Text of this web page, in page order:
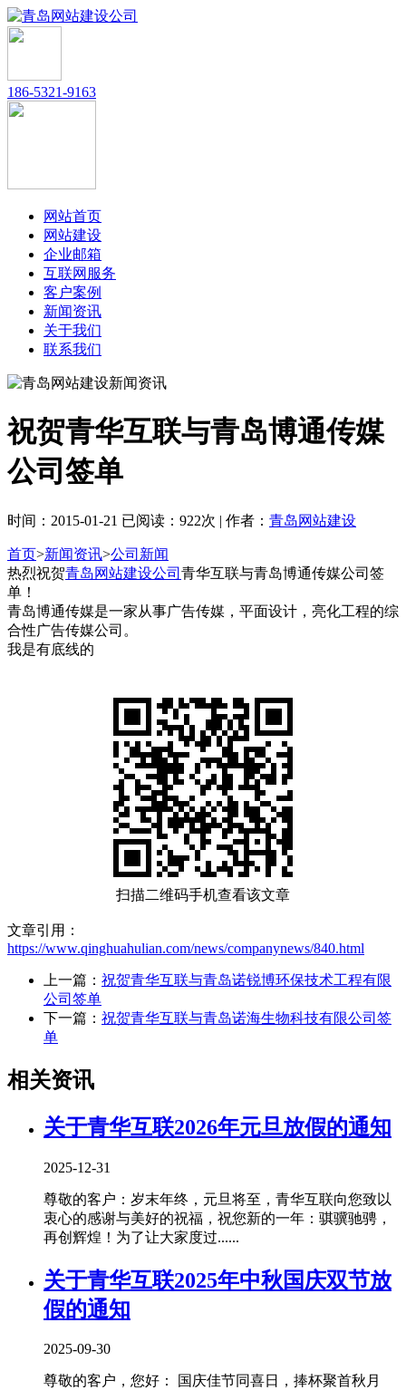
186-5321-9163
网站首页
网站建设
企业邮箱
互联网服务
客户案例
新闻资讯
关于我们
联系我们
祝贺青华互联与青岛博通传媒
公司签单
时间：2015-01-21 已阅读：922次 | 作者： 青岛网站建设
首页>新闻资讯>公司新闻
热烈祝贺青岛网站建设公司 青华互联与青岛博通传媒公司签
单！
青岛博通传媒是一家从事广告传媒，平面设计，亮化工程的综
合性广告传媒公司。
我是有底线的
扫描二维码手机查看该文章
文章引用：
https://www.qinghuahulian.com/news/companynews/840.html
上一篇： 祝贺青华互联与青岛诺锐博环保技术工程有限
公司签单
下一篇： 祝贺青华互联与青岛诺海生物科技有限公司签
单
相关资讯
关于青华互联2026年元旦放假的通知
2025-12-31
尊敬的客户：岁末年终，元旦将至，青华互联向您致以
衷心的感谢与美好的祝福，祝您新的一年：骐骥驰骋，
再创辉煌！为了让大家度过......
关于青华互联2025年中秋国庆双节放
假的通知
2025-09-30
尊敬的客户，您好： 国庆佳节同喜日，捧杯聚首秋月